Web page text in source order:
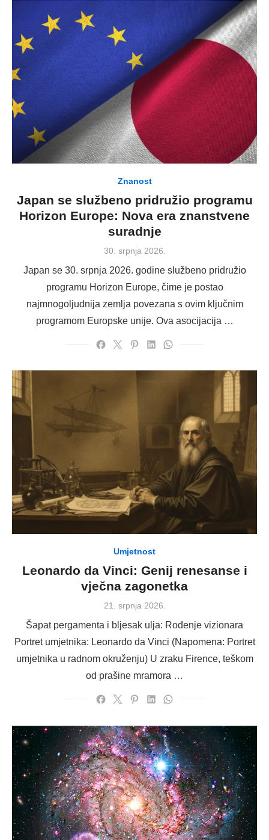
Znanost
Japan se službeno pridružio programu
Horizon Europe: Nova era znanstvene
suradnje
Posted
30. srpnja 2026.
Japan se 30. srpnja 2026. godine službeno pridružio
programu Horizon Europe, čime je postao
najmnogoljudnija zemlja povezana s ovim ključnim
programom Europske unije. Ova asocijacija …
Umjetnost
Leonardo da Vinci: Genij renesanse i
vječna zagonetka
Posted
21. srpnja 2026.
Šapat pergamenta i bljesak ulja: Rođenje vizionara
Portret umjetnika: Leonardo da Vinci (Napomena: Portret
umjetnika u radnom okruženju) U zraku Firence, teškom
od prašine mramora …